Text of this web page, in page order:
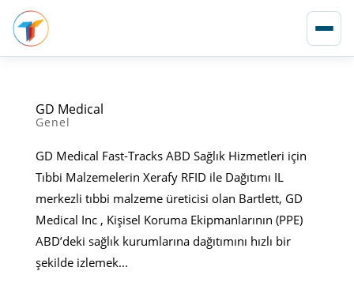
GD Medical
Genel
GD Medical Fast-Tracks ABD Sağlık Hizmetleri için
Tıbbi Malzemelerin Xerafy RFID ile Dağıtımı IL
merkezli tıbbi malzeme üreticisi olan Bartlett, GD
Medical Inc , Kişisel Koruma Ekipmanlarının (PPE)
ABD’deki sağlık kurumlarına dağıtımını hızlı bir
şekilde izlemek...